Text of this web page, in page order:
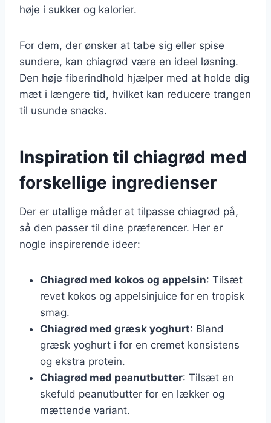
høje i sukker og kalorier.
For dem, der ønsker at tabe sig eller spise
sundere, kan chiagrød være en ideel løsning.
Den høje fiberindhold hjælper med at holde dig
mæt i længere tid, hvilket kan reducere trangen
til usunde snacks.
Inspiration til chiagrød med
forskellige ingredienser
Der er utallige måder at tilpasse chiagrød på,
så den passer til dine præferencer. Her er
nogle inspirerende ideer:
Chiagrød med kokos og appelsin: Tilsæt
revet kokos og appelsinjuice for en tropisk
smag.
Chiagrød med græsk yoghurt: Bland
græsk yoghurt i for en cremet konsistens
og ekstra protein.
Chiagrød med peanutbutter: Tilsæt en
skefuld peanutbutter for en lækker og
mættende variant.